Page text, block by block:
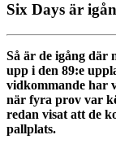
Six Days är
Så är de igång där
upp i den 89:e
vidkommande har
när fyra prov var
redan visat att de
pallplats.